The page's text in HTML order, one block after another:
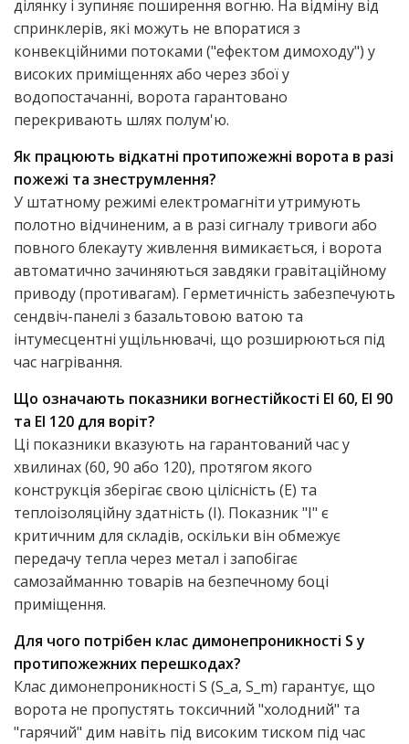
ділянку і зупиняє поширення вогню. На відміну від
спринклерів, які можуть не впоратися з
конвекційними потоками ("ефектом димоходу") у
високих приміщеннях або через збої у
водопостачанні, ворота гарантовано
перекривають шлях полум'ю.
Як працюють відкатні протипожежні ворота в разі
пожежі та знеструмлення?
У штатному режимі електромагніти утримують
полотно відчиненим, а в разі сигналу тривоги або
повного блекауту живлення вимикається, і ворота
автоматично зачиняються завдяки гравітаційному
приводу (противагам). Герметичність забезпечують
сендвіч-панелі з базальтовою ватою та
інтумесцентні ущільнювачі, що розширюються під
час нагрівання.
Що означають показники вогнестійкості EI 60, EI 90
та EI 120 для воріт?
Ці показники вказують на гарантований час у
хвилинах (60, 90 або 120), протягом якого
конструкція зберігає свою цілісність (E) та
теплоізоляційну здатність (I). Показник "I" є
критичним для складів, оскільки він обмежує
передачу тепла через метал і запобігає
самозайманню товарів на безпечному боці
приміщення.
Для чого потрібен клас димонепроникності S у
протипожежних перешкодах?
Клас димонепроникності S (S_a, S_m) гарантує, що
ворота не пропустять токсичний "холодний" та
"гарячий" дим навіть під високим тиском під час